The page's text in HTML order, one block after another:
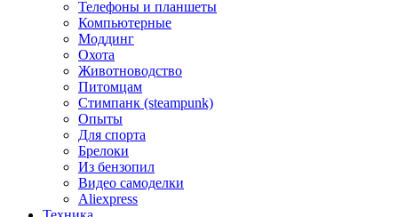
Телефоны и планшеты
Компьютерные
Моддинг
Охота
Животноводство
Питомцам
Стимпанк (steampunk)
Опыты
Для спорта
Брелоки
Из бензопил
Видео самоделки
Aliexpress